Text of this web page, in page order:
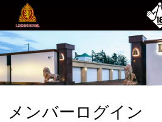
メンバーログイン